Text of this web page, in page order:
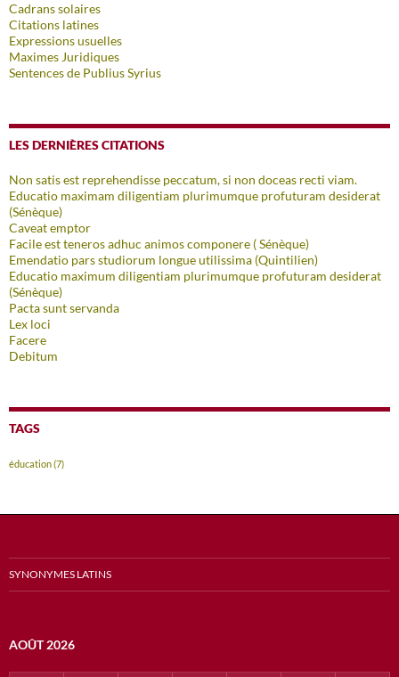
Cadrans solaires
Citations latines
Expressions usuelles
Maximes Juridiques
Sentences de Publius Syrius
LES DERNIÈRES CITATIONS
Non satis est reprehendisse peccatum, si non doceas recti viam.
Educatio maximam diligentiam plurimumque profuturam desiderat
(Sénèque)
Caveat emptor
Facile est teneros adhuc animos componere ( Sénèque)
Emendatio pars studiorum longue utilissima (Quintilien)
Educatio maximum diligentiam plurimumque profuturam desiderat
(Sénèque)
Pacta sunt servanda
Lex loci
Facere
Debitum
TAGS
éducation(7)
SYNONYMES LATINS
AOÛT 2026